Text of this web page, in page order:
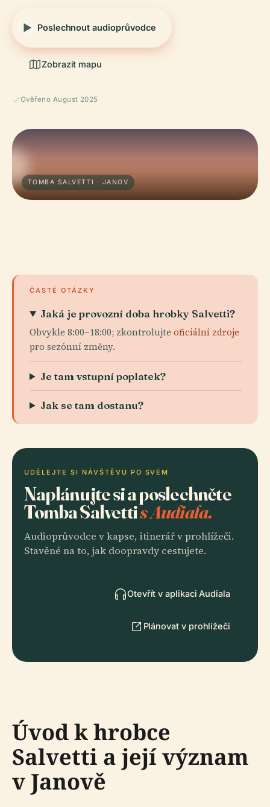
Poslechnout audioprůvodce
Zobrazit mapu
Ověřeno August 2025
TOMBA SALVETTI · JANOV
ČASTÉ OTÁZKY
Jaká je provozní doba hrobky Salvetti?
Obvykle 8:00–18:00; zkontrolujte oficiální zdroje
pro sezónní změny.
Je tam vstupní poplatek?
Jak se tam dostanu?
UDĚLEJTE SI NÁVŠTĚVU PO SVÉM
Naplánujte si a poslechněte
Tomba Salvettis Audiala.
Audioprůvodce v kapse, itinerář v prohlížeči.
Stavěné na to, jak doopravdy cestujete.
Otevřít v aplikaci Audiala
Plánovat v prohlížeči
Úvod k hrobce
Salvetti a její význam
v Janově